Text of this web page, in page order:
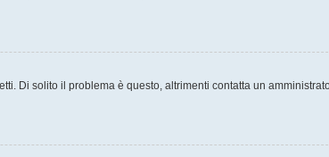
Di solito il problema è questo, altrimenti contatta un